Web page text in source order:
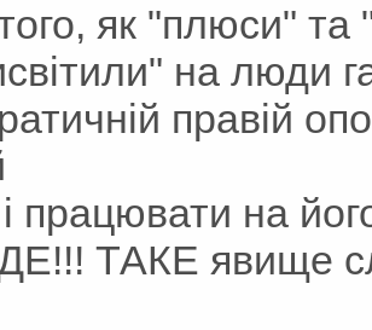
як "плюси"
на люди
правій
і працювати на
ТАКЕ явище